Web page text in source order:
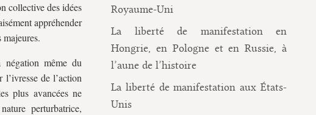
collective des idées
appréhender
même du
de l’action
plus avancées ne
perturbatrice,
Royaume-Uni
La liberté de manifestation en
Hongrie, en Pologne et en Russie, à
l’aune de l’histoire
La liberté de manifestation aux États-
Unis